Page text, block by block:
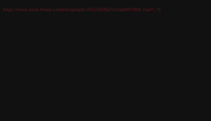
https://www.asoo.hr/wp-content/uploads/2021/03/NjZlzZirabBHY8b6.mp4?_=1